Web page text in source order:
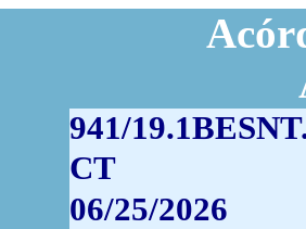
941/
CT
06/25/2026